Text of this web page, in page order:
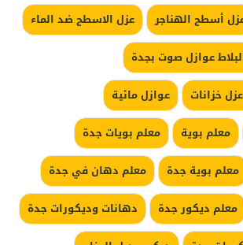
أسطح الهناجر
عزل الاسطح ضد الماء
عوازل صوت بجدة
خزانات
عوازل مائية
معلم بوية
معلم بويات جدة
معلم بوية جدة
معلم دهان في جدة
معلم ديكور جدة
دهانات وديكورات جدة